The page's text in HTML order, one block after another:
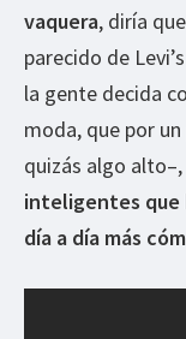
vaquera, diría
parecido de
la gente decida
moda, que por
quizás algo
inteligentes que
día a día más